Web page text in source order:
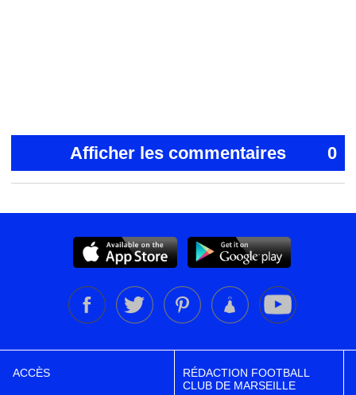
Afficher les commentaires 0
ACCÈS
RÉDACTION FOOTBALL
CLUB DE MARSEILLE